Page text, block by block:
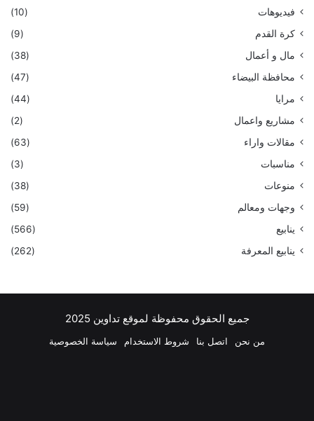
فيديوهات
(10)
كرة القدم
(9)
مال و أعمال
(38)
محافظة البيضاء
(47)
مرايا
(44)
مشاريع واعمال
(2)
مقالات واراء
(63)
مناسبات
(3)
منوعات
(38)
وجهات ومعالم
(59)
ينابيع
(566)
ينابيع المعرفة
(262)
جميع الحقوق محفوظة لموقع تداوين 2025
من نحن اتصل بنا شروط الاستخدام سياسة الخصوصية